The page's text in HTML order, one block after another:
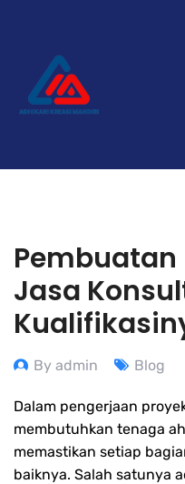
Pembuatan
Jasa
By admin Blog
Dalam pengerjaan
membutuhkan tenaga
memastikan setiap
baiknya. Salah satunya